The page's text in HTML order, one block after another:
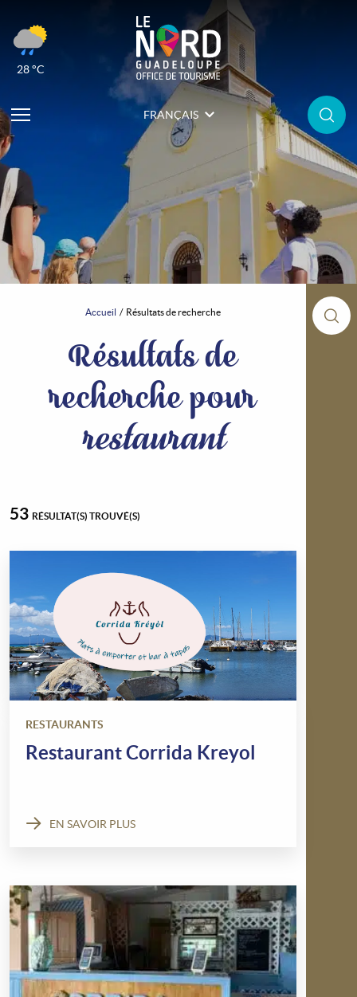
FRANÇAIS
28 °C
Accueil Résultats de recherche
Résultats de
recherche pour
restaurant
53 RÉSULTAT(S) TROUVÉ(S)
RESTAURANTS
Restaurant Corrida Kreyol
EN SAVOIR PLUS